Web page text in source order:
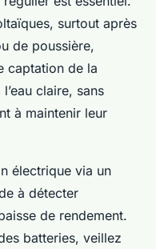
surtout après
de poussière,
captation de la
claire, sans
à maintenir leur
électrique via un
à détecter
de rendement.
batteries, veillez